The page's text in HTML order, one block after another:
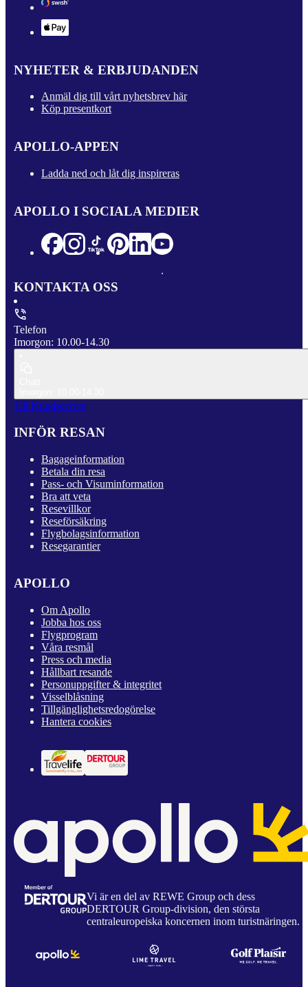
NYHETER & ERBJUDANDEN
Anmäl dig till vårt nyhetsbrev här
Köp presentkort
APOLLO-APPEN
Ladda ned och låt dig inspireras
APOLLO I SOCIALA MEDIER
KONTAKTA OSS
Telefon
Imorgon: 10.00-14.30
Till Kundservice
INFÖR RESAN
Bagageinformation
Betala din resa
Pass- och Visuminformation
Bra att veta
Resevillkor
Reseförsäkring
Flygbolagsinformation
Resegarantier
APOLLO
Om Apollo
Jobba hos oss
Flygprogram
Våra resmål
Press och media
Hållbart resande
Personuppgifter & integritet
Visselblåsning
Tillgänglighetsredogörelse
Hantera cookies
Vi är en del av REWE Group och dess
DERTOUR Group-division, den största
centraleuropeiska koncernen inom turistnäringen.